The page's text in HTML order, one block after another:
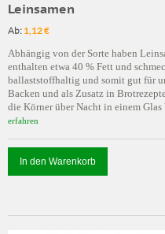
Leinsamen
Ab: 1,12 €
Abhängig von der Sorte haben
enthalten etwa 40 % Fett und
ballaststoffhaltig und somit gut für
Backen und als Zusatz in
die Körner über Nacht in einem Glas
erfahren
In den Warenkorb